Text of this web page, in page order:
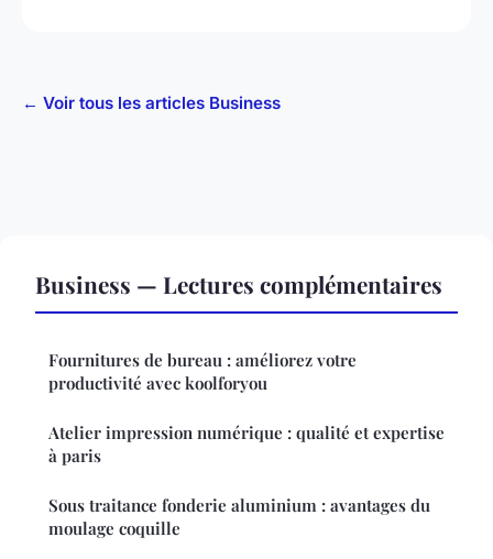
← Voir tous les articles Business
Business — Lectures complémentaires
Fournitures de bureau : améliorez votre
productivité avec koolforyou
Atelier impression numérique : qualité et expertise
à paris
Sous traitance fonderie aluminium : avantages du
moulage coquille